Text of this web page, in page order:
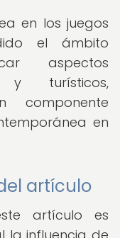
en los juegos
el ámbito
aspectos
y turísticos,
componente
en
artículo
artículo es